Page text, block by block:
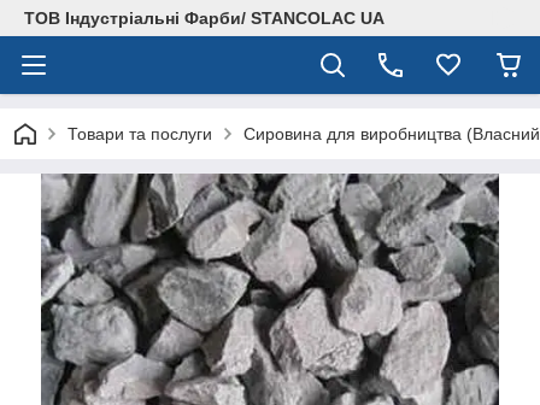
ТОВ Індустріальні Фарби/ STANCOLAC UA
Товари та послуги Сировина для виробництва